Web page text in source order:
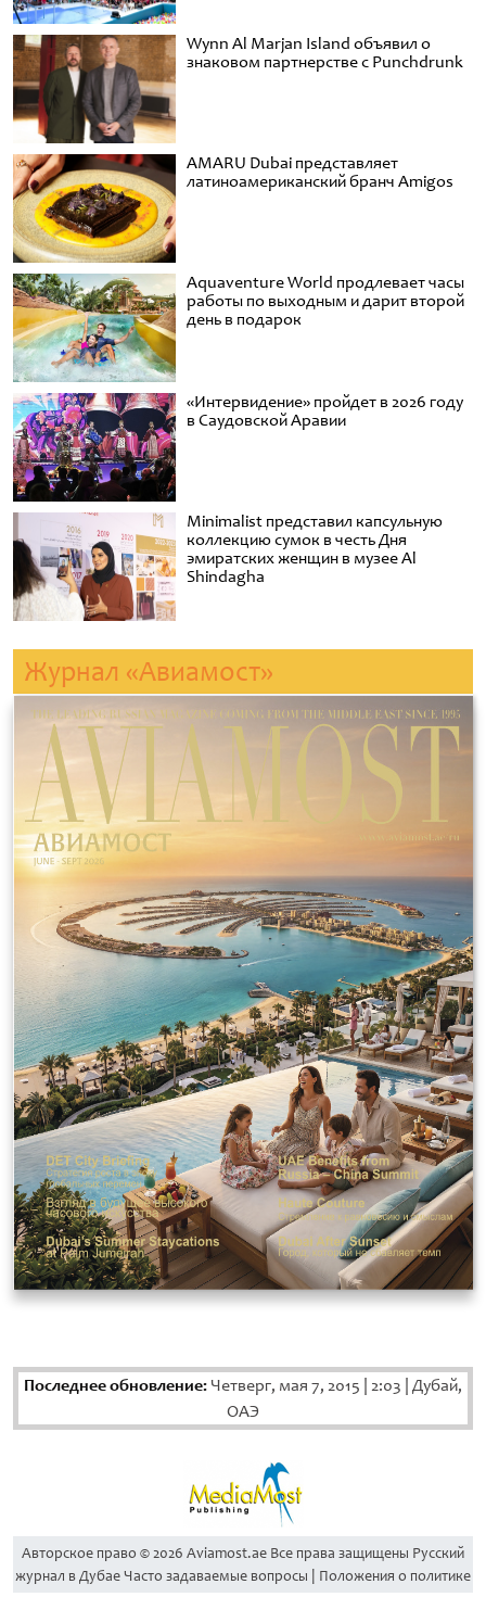
Wynn Al Marjan Island объявил о
знаковом партнерстве с Punchdrunk
AMARU Dubai представляет
латиноамериканский бранч Amigos
Aquaventure World продлевает часы
работы по выходным и дарит второй
день в подарок
«Интервидение» пройдет в 2026 году
в Саудовской Аравии
Minimalist представил капсульную
коллекцию сумок в честь Дня
эмиратских женщин в музее Al
Shindagha
Журнал «Авиамост»
Последнее обновление: Четверг, мая 7, 2015 2:03 Дубай,
ОАЭ
Aвторское право © 2026 Aviamost.ae Все права защищены Русский
журнал в Дубае Часто задаваемые вопросы | Положения о политике